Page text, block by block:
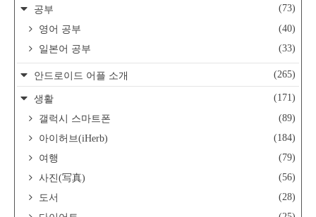
공부
(73)
영어 공부
(40)
일본어 공부
(33)
안드로이드 어플 소개 (265)
생활
(171)
갤럭시 스마트폰
(89)
아이허브(iHerb)
(184)
여행
(79)
사진(写真)
(56)
도서
(28)